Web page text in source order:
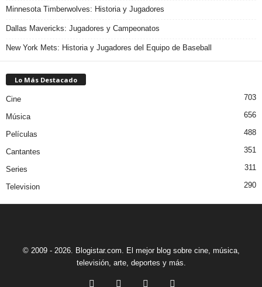
Minnesota Timberwolves: Historia y Jugadores
Dallas Mavericks: Jugadores y Campeonatos
New York Mets: Historia y Jugadores del Equipo de Baseball
Lo Más Destacado
Cine 703
Música 656
Películas 488
Cantantes 351
Series 311
Television 290
© 2009 - 2026. Blogistar.com. El mejor blog sobre cine, música,
televisión, arte, deportes y más.